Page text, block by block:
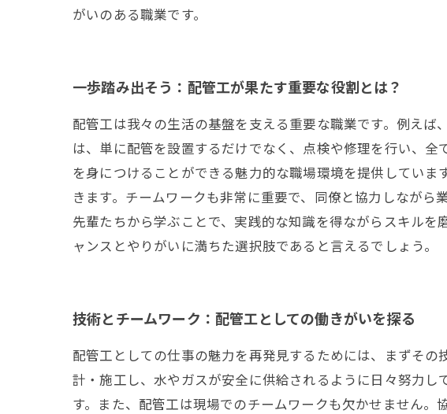
がいのある職業です。
一歩踏み出そう：配管工が果たす重要な役割とは？
配管工は我々の生活の基盤を支える重要な職業です。例え
は、単に配管を設置するだけでなく、点検や修理を行い、
を身につけることができる魅力的な職場環境を提供してい
きます。チームワークも非常に重要で、同僚と協力しなが
先輩たちから学ぶことで、実践的な知識を得ながらスキル
ャンスとやりがいに満ちた選択肢であると言えるでしょう。
技術とチームワーク：配管工としての働きがいを探る
配管工としての仕事の魅力を再発見するためには、まずそ
計・施工し、水やガスが安全に供給されるように日々努力
す。また、配管工は現場でのチームワークも欠かせません